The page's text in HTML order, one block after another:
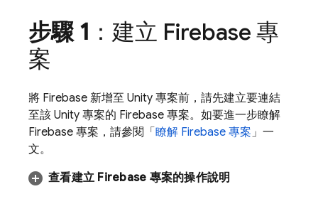
步驟 1 ：建立 Firebase 專
案
將 Firebase 新增至 Unity 專案前，請先建立要連結
至該 Unity 專案的 Firebase 專案。如要進一步瞭解
Firebase 專案，請參閱「 瞭解 Firebase 專案」一
文。
查看建立 Firebase 專案的操作說明